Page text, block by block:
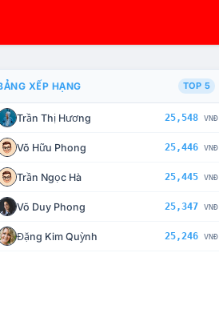
CHẾ TÀI XỬ LÝ VI PHẠM
XẾP HẠNG TOP 5
Trần Thị Hương 25,548 VNĐ
Võ Hữu Phong 25,446 VNĐ
Trần Ngọc Hà 25,445 VNĐ
Võ Duy Phong 25,347 VNĐ
Đặng Kim Quỳnh 25,246 VNĐ